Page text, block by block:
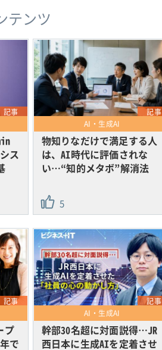
テンツ
記事
ス
記事
AI・生成AI
物知りなだけで満足する人
は、AI時代に評価されな
い…“知的メタボ”解消法
5
記事
プ
で
記事
AI・生成AI
幹部30名超に対面説得…JR
西日本に生成AIを定着させ